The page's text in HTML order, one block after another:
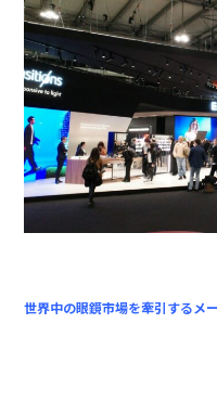
世界中の眼鏡市場を牽引するメ